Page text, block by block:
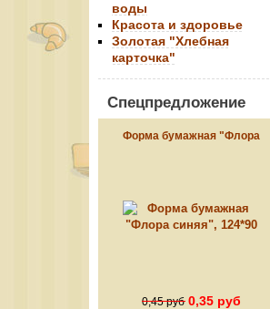
воды
Красота и здоровье
Золотая "Хлебная
карточка"
Спецпредложение
Форма бумажная "Флора
0,45 руб 0,35 руб